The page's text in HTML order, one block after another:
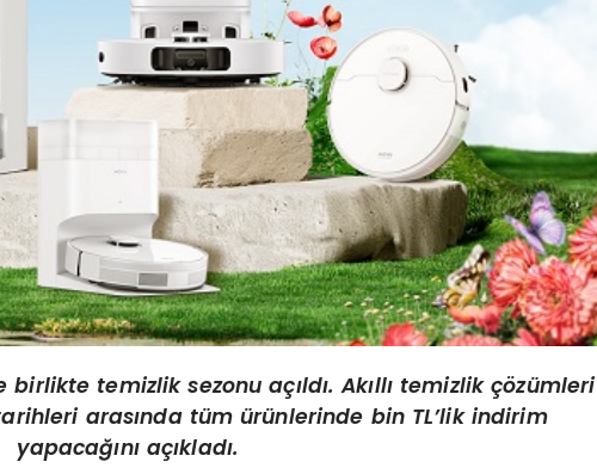
temizlik sezonu açıldı. Akıllı temizlik çözümleri
arasında tüm ürünlerinde bin TL’lik indirim
yapacağını açıkladı.